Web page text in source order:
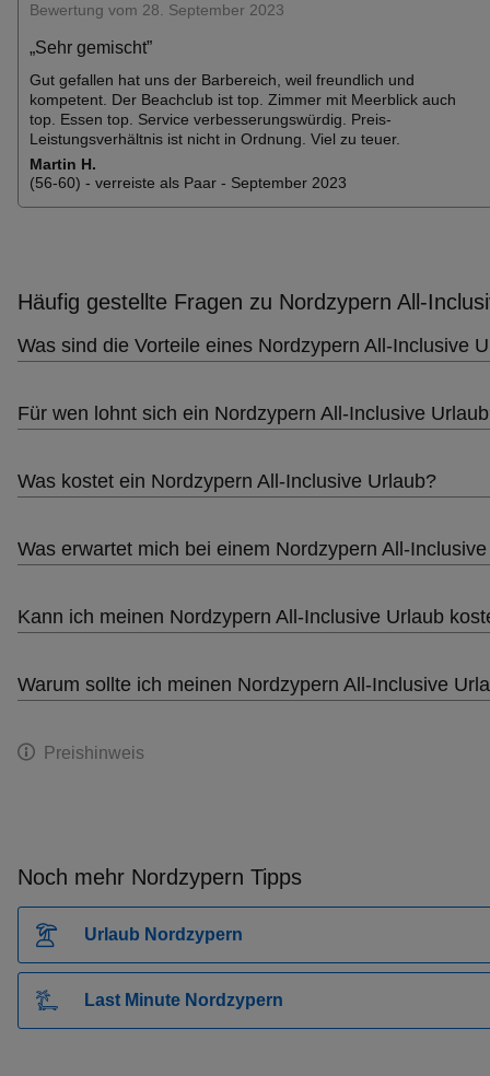
Bewertung vom 28. September 2023
„Sehr gemischt”
Gut gefallen hat uns der Barbereich, weil freundlich und
kompetent. Der Beachclub ist top. Zimmer mit Meerblick auch
top. Essen top. Service verbesserungswürdig. Preis-
Leistungsverhältnis ist nicht in Ordnung. Viel zu teuer.
Martin H.
(56-60) - verreiste als Paar - September 2023
Häufig gestellte Fragen zu Nordzypern All-
Was sind die Vorteile eines Nordzypern All-Inclusive
Für wen lohnt sich ein Nordzypern All-Inclusive
Was kostet ein Nordzypern All-Inclusive Urlaub?
Was erwartet mich bei einem Nordzypern All-
Kann ich meinen Nordzypern All-Inclusive Urlaub
Warum sollte ich meinen Nordzypern All-Inclusive
Preishinweis
Noch mehr Nordzypern Tipps
Urlaub Nordzypern
Last Minute Nordzypern